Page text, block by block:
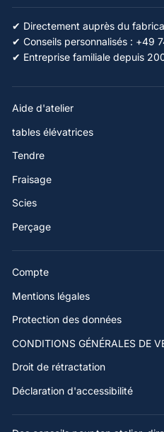
✔ Directement auprès du
✔ Conseils personnalisés : +49
✔ Entreprise familiale depuis
Aide d'atelier
tables élévatrices
Tendre
Fraisage
Scies
Perçage
Compte
Mentions légales
Protection des données
CONDITIONS GÉNÉRALES DE
Droit de rétractation
Déclaration d'accessibilité